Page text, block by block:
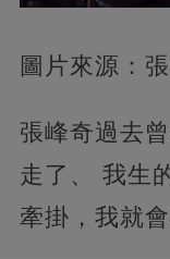
圖片來源：
張峰奇過去
走了、 我生
牽掛，我就